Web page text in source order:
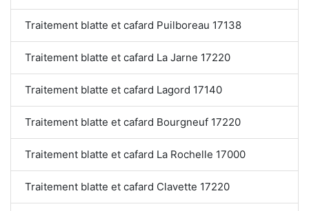
Traitement blatte et cafard Puilboreau 17138
Traitement blatte et cafard La Jarne 17220
Traitement blatte et cafard Lagord 17140
Traitement blatte et cafard Bourgneuf 17220
Traitement blatte et cafard La Rochelle 17000
Traitement blatte et cafard Clavette 17220